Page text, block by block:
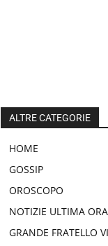
ALTRE CATEGORIE
HOME
GOSSIP
OROSCOPO
NOTIZIE ULTIMA ORA
GRANDE FRATELLO